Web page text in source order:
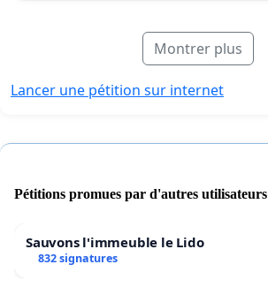
Montrer plus
Lancer une pétition sur internet
Pétitions promues par d'autres utilisateurs
Sauvons l'immeuble le Lido
832 signatures